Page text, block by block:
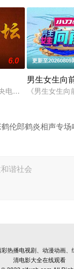
6.0
电视台科教频道（
更新至20260809
男生女生向
《男生女生
鹤伦郎鹤炎相声专
热播电视剧、动漫动画、
清电影大全在线观看